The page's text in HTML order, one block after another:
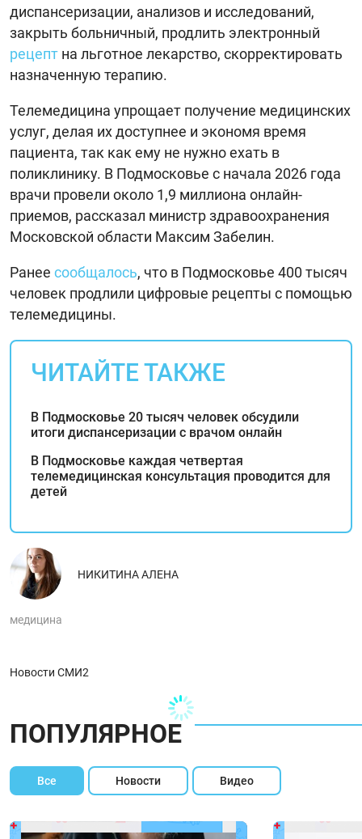
диспансеризации, анализов и исследований,
закрыть больничный, продлить электронный
рецепт на льготное лекарство, скорректировать
назначенную терапию.
Телемедицина упрощает получение медицинских
услуг, делая их доступнее и экономя время
пациента, так как ему не нужно ехать в
поликлинику. В Подмосковье с начала 2026 года
врачи провели около 1,9 миллиона онлайн-
приемов, рассказал министр здравоохранения
Московской области Максим Забелин.
Ранее сообщалось, что в Подмосковье 400 тысяч
человек продлили цифровые рецепты с помощью
телемедицины.
ЧИТАЙТЕ ТАКЖЕ
В Подмосковье 20 тысяч человек обсудили
итоги диспансеризации с врачом онлайн
В Подмосковье каждая четвертая
телемедицинская консультация проводится для
детей
НИКИТИНА АЛЕНА
медицина
Новости СМИ2
ПОПУЛЯРНОЕ
Все Новости Видео